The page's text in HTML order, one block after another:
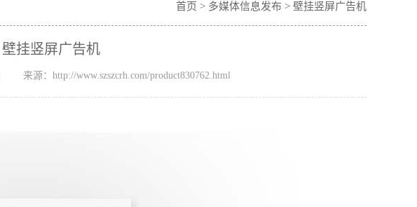
首页 > 多媒体信息发布 > 壁挂竖屏广告机
壁挂竖屏广告机
来源：http://www.szszcrh.com/product830762.html